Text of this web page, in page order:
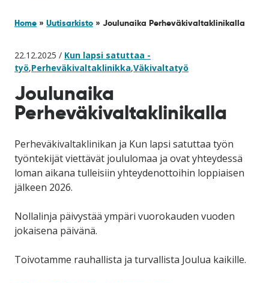
Home » Uutisarkisto » Joulunaika Perheväkivaltaklinikalla
22.12.2025 / Kun lapsi satuttaa -
työ,Perheväkivaltaklinikka,Väkivaltatyö
Joulunaika
Perheväkivaltaklinikalla
Perheväkivaltaklinikan ja Kun lapsi satuttaa työn
työntekijät viettävät joululomaa ja ovat yhteydessä
loman aikana tulleisiin yhteydenottoihin loppiaisen
jälkeen 2026.
Nollalinja päivystää ympäri vuorokauden vuoden
jokaisena päivänä.
Toivotamme rauhallista ja turvallista Joulua kaikille.